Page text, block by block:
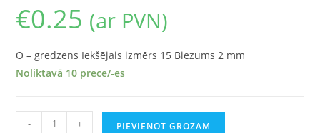
€0.25 (ar PVN)
O – gredzens Iekšējais izmērs 15 Biezums 2 mm
Noliktavā 10 prece/-es
- + PIEVIENOT GROZAM